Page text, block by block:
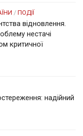
/ ПОДІЇ
відновлення.
нестачі
критичної
надійний